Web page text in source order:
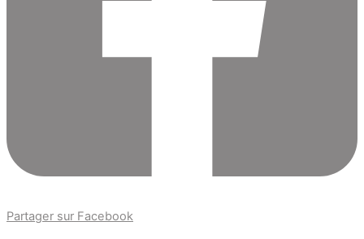
Partager sur Facebook